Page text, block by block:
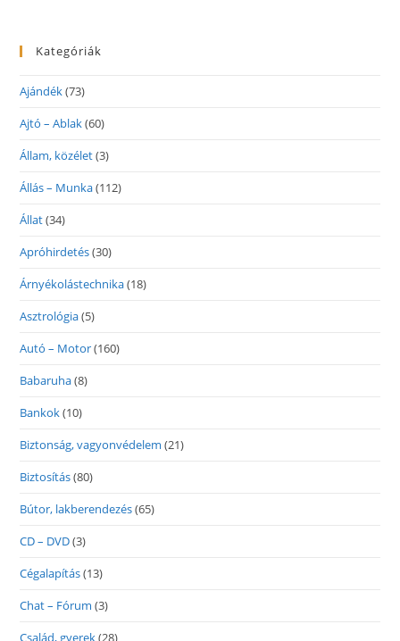
Kategóriák
Ajándék(73)
Ajtó – Ablak(60)
Állam, közélet(3)
Állás – Munka(112)
Állat(34)
Apróhirdetés(30)
Árnyékolástechnika(18)
Asztrológia(5)
Autó – Motor(160)
Babaruha(8)
Bankok(10)
Biztonság, vagyonvédelem (21)
Biztosítás(80)
Bútor, lakberendezés(65)
CD – DVD(3)
Cégalapítás(13)
Chat – Fórum (3)
Család, gyerek(28)